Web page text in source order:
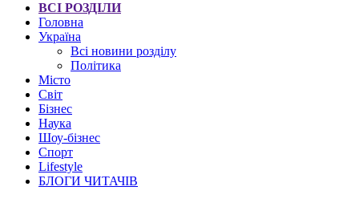
ВСІ РОЗДІЛИ
Головна
Україна
Всі новини розділу
Політика
Місто
Світ
Бізнес
Наука
Шоу-бізнес
Спорт
Lifestyle
БЛОГИ ЧИТАЧІВ